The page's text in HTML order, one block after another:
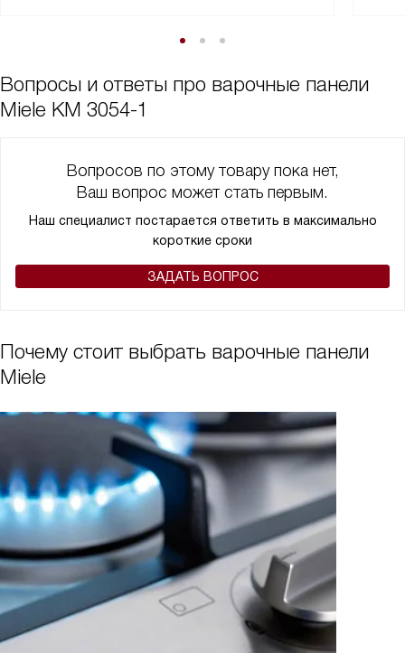
Вопросы и ответы про варочные панели
Miele KM 3054-1
Вопросов по этому товару пока нет,
Ваш вопрос может стать первым.
Наш специалист постарается ответить в максимально
короткие сроки
ЗАДАТЬ ВОПРОС
Почему стоит выбрать варочные панели
Miele